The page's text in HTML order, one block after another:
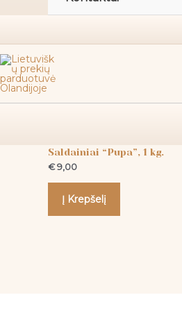
Panašūs produktai
Saldainiai “Pupa”, 1 kg.
€9,00
Į Krepšelį